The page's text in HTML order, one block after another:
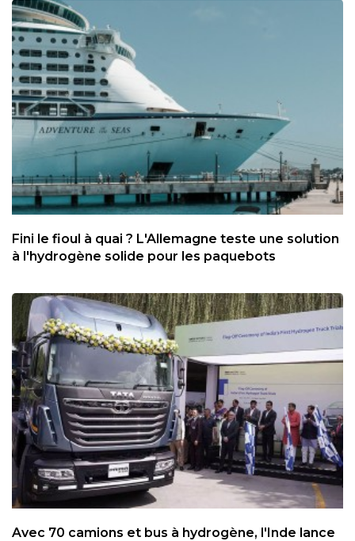
Fini le fioul à quai ? L'Allemagne teste une solution
à l'hydrogène solide pour les paquebots
Avec 70 camions et bus à hydrogène, l'Inde lance